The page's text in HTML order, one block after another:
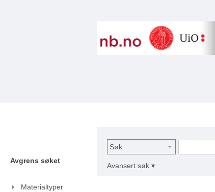
Avgrens søket
Materialtyper
Søk
Avansert søk ▾